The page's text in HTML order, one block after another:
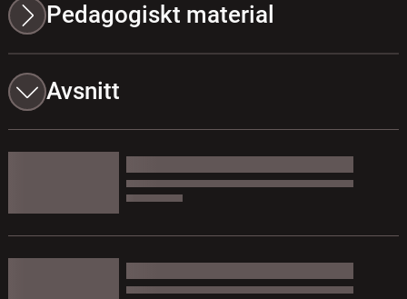
Pedagogiskt material
Avsnitt